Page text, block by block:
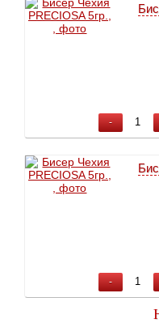
-
-